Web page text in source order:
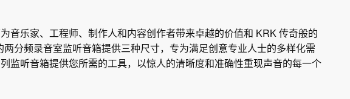
音乐家、工程师、制作人和内容创作者带来卓越的价值和 KRK 传奇般的
分频录音室监听音箱提供三种尺寸，专为满足创意专业人士的多样化需
监听音箱提供您所需的工具，以惊人的清晰度和准确性重现声音的每一个